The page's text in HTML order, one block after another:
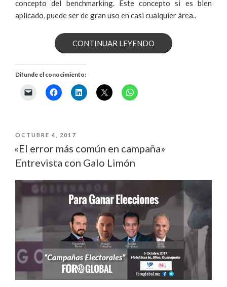
concepto del benchmarking. Este concepto si es bien
aplicado, puede ser de gran uso en casi cualquier área..
CONTINUAR LEYENDO«¿QUÉ
Difunde el conocimiento:
PUBLICADO
OCTUBRE 4, 2017
«El error más común en campaña»
Entrevista con Galo Limón